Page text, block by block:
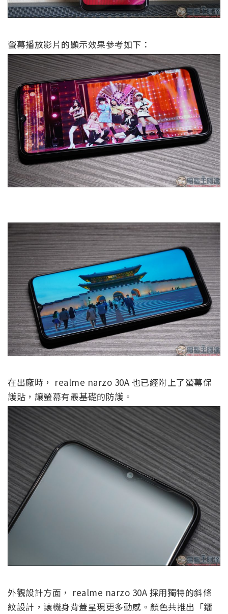
螢幕播放影片的顯示效果參考如下：
在出廠時， realme narzo 30A 也已經附上了螢幕保
護貼，讓螢幕有最基礎的防護。
外觀設計方面， realme narzo 30A 採用獨特的斜條
紋設計，讓機身背蓋呈現更多動感。顏色共推出「鐳